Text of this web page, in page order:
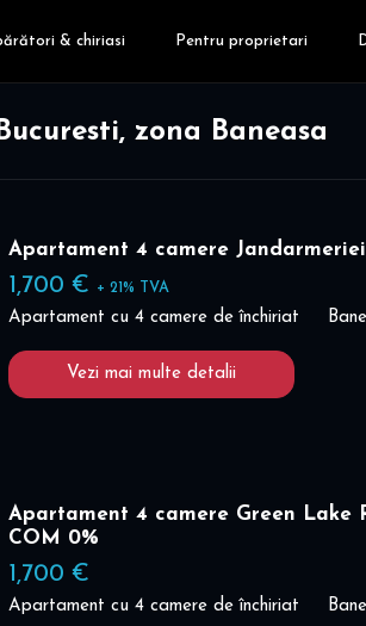
& chiriasi Pentru proprietari
zona Baneasa
Apartament 4 camere
1,700 € + 21% TVA
Apartament cu 4 camere de închiriat
Vezi mai multe detalii
Apartament 4 camere Green Lake
COM 0%
1,700 €
Apartament cu 4 camere de închiriat